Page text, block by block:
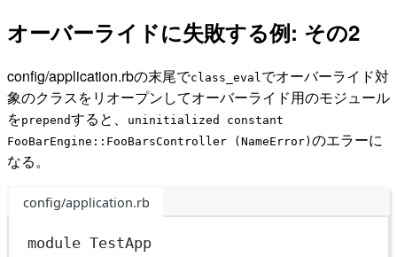
オーバーライドに失敗する例: その2
config/application.rbの末尾でclass_eval でオーバーライド対
象のクラスをリオープンしてオーバーライド用のモジュール
をprependすると、
uninitialized constant
FooBarEngine::FooBarsController (NameError) のエラーに
なる。
config/application.rb
module TestApp